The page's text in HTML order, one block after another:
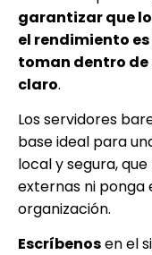
garantizar que
el rendimiento
toman dentro
claro.
Los servidores
base ideal para
local y segura,
externas ni ponga
organización.
Escríbenosen el